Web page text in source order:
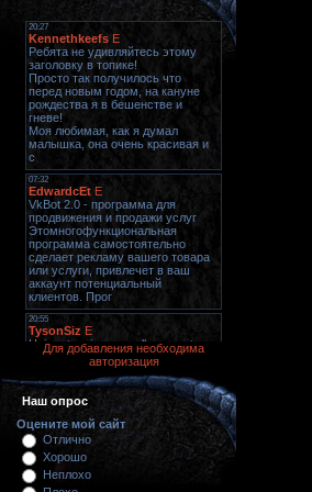
Для добавления необходима
авторизация
Наш опрос
Оцените мой сайт
Отлично
Хорошо
Неплохо